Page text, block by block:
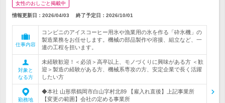
女性のおしごと掲載中
情報更新日：2026/04/03 終了予定日： 2026/10/01
仕事内容
コンビニのアイスコーヒー用氷や漁業用の氷を作る「砕氷機」の
製造業務をお任せします。機械の部品製作や溶接、組立など、一
連の工程を担います。
対象と
なる方
未経験歓迎！＜必須＞高卒以上、モノづくりに興味がある方 ＜歓
迎＞製造の経験がある方、機械系専攻の方、安定企業で長く活躍
したい方
勤務地
◆本社 山形県鶴岡市白山字村北89 【雇入れ直後】上記事業所
【変更の範囲】会社の定める事業所